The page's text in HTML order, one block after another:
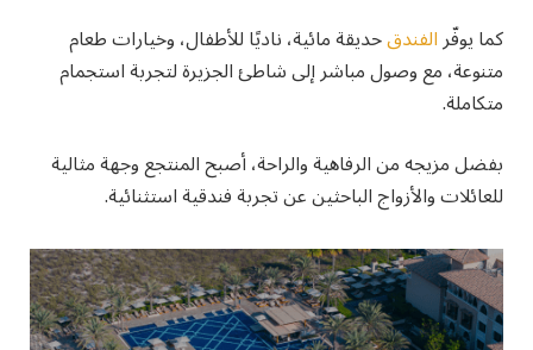
كما يوفّرالفندقحديقة مائية، ناديًا للأطفال، وخيارات طعام
متنوعة، مع وصول مباشر إلى شاطئ الجزيرة لتجربة استجمام
متكاملة.
بفضل مزيجه من الرفاهية والراحة، أصبح المنتجع وجهة مثالية
للعائلات والأزواج الباحثين عن تجربة فندقية استثنائية.